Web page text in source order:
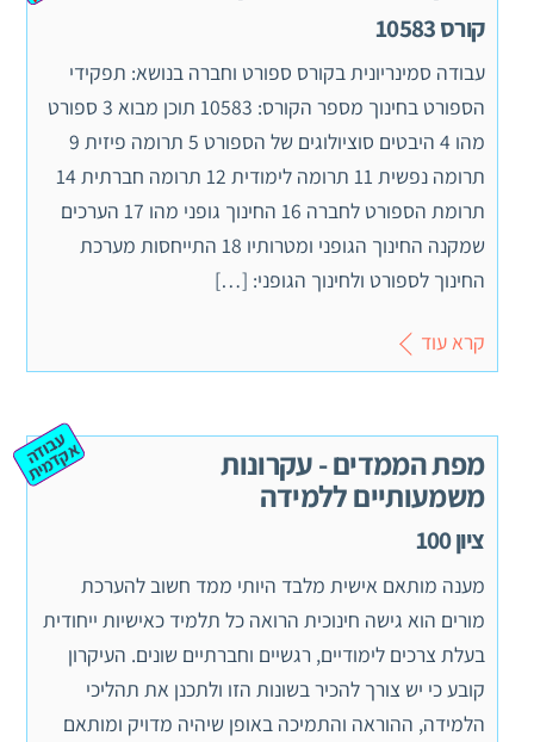
קורס 10583
עבודה סמינריונית בקורס ספורט וחברה בנושא: תפקידי
הספורט בחינוך מספר הקורס: 10583 תוכן מבוא 3 ספורט
מהו 4 היבטים סוציולוגים של הספורט 5 תרומה פיזית 9
תרומה נפשית 11 תרומה לימודית 12 תרומה חברתית 14
תרומת הספורט לחברה 16 החינוך גופני מהו 17 הערכים
שמקנה החינוך הגופני ומטרותיו 18 התייחסות מערכת
החינוך לספורט ולחינוך הגופני: […]
קרא עוד
מפת הממדים - עקרונות
משמעותיים ללמידה
ציון 100
ע
ב
וד
ה
א
ק
ד
מ
ית
מענה מותאם אישית מלבד היותי ממד חשוב להערכת
מורים הוא גישה חינוכית הרואה כל תלמיד כאישיות ייחודית
בעלת צרכים לימודיים, רגשיים וחברתיים שונים. העיקרון
קובע כי יש צורך להכיר בשונות הזו ולתכנן את תהליכי
הלמידה, ההוראה והתמיכה באופן שיהיה מדויק ומותאם